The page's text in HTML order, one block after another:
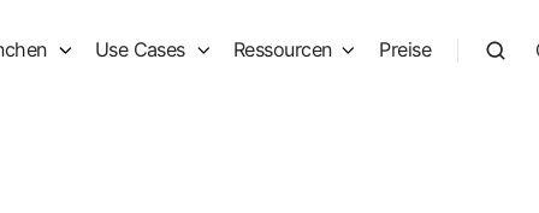
Use Cases Ressourcen Preise